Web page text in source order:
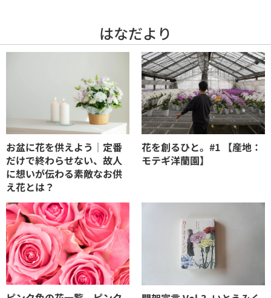
はなだより
お盆に花を供えよう｜定番
だけで終わらせない、故人
に想いが伝わる素敵なお供
え花とは？
花を創るひと。#1 【産地：
モテギ洋蘭園】